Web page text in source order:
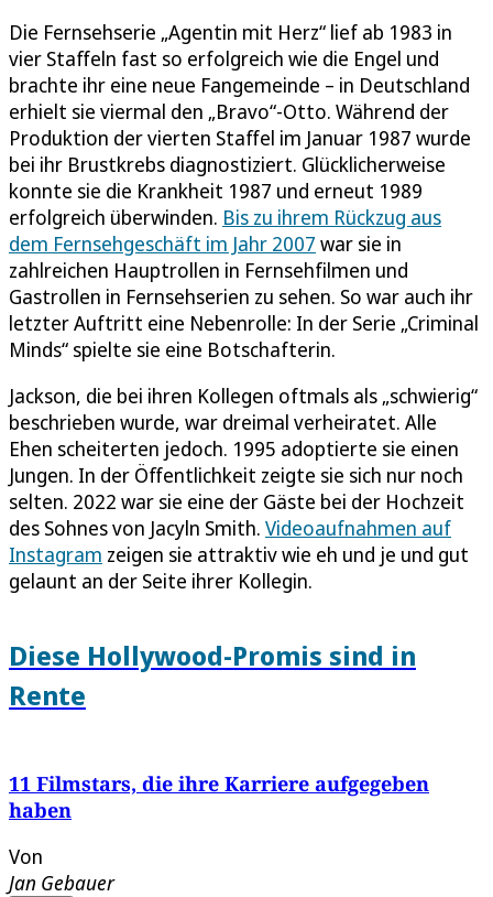
Die Fernsehserie „Agentin mit Herz“ lief ab 1983 in
vier Staffeln fast so erfolgreich wie die Engel und
brachte ihr eine neue Fangemeinde – in Deutschland
erhielt sie viermal den „Bravo“-Otto. Während der
Produktion der vierten Staffel im Januar 1987 wurde
bei ihr Brustkrebs diagnostiziert. Glücklicherweise
konnte sie die Krankheit 1987 und erneut 1989
erfolgreich überwinden. Bis zu ihrem Rückzug aus
dem Fernsehgeschäft im Jahr 2007 war sie in
zahlreichen Hauptrollen in Fernsehfilmen und
Gastrollen in Fernsehserien zu sehen. So war auch ihr
letzter Auftritt eine Nebenrolle: In der Serie „Criminal
Minds“ spielte sie eine Botschafterin.
Jackson, die bei ihren Kollegen oftmals als „schwierig“
beschrieben wurde, war dreimal verheiratet. Alle
Ehen scheiterten jedoch. 1995 adoptierte sie einen
Jungen. In der Öffentlichkeit zeigte sie sich nur noch
selten. 2022 war sie eine der Gäste bei der Hochzeit
des Sohnes von Jacyln Smith. Videoaufnahmen auf
Instagram zeigen sie attraktiv wie eh und je und gut
gelaunt an der Seite ihrer Kollegin.
Diese Hollywood-Promis sind in
Rente
11 Filmstars, die ihre Karriere aufgegeben
haben
Von
Jan Gebauer